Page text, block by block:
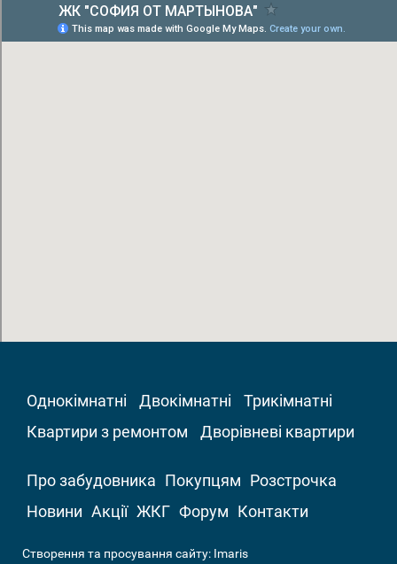
Однокімнатні Двокімнатні
Трикімнатні
Квартири з ремонтом
Дворівневі квартири
Про забудовника Покупцям Розстрочка
Новини Акції ЖКГ Форум Контакти
Створення та просування сайту: Imaris